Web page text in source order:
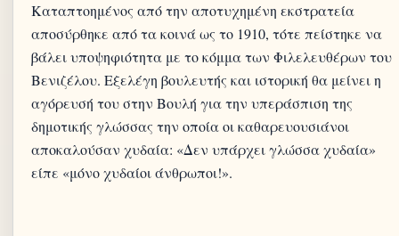
Καταπτοημένος από την αποτυχημένη εκστρατεία
αποσύρθηκε από τα κοινά ως το 1910, τότε πείστηκε να
βάλει υποψηφιότητα με το κόμμα των Φιλελευθέρων του
Βενιζέλου. Εξελέγη βουλευτής και ιστορική θα μείνει η
αγόρευσή του στην Βουλή για την υπεράσπιση της
δημοτικής γλώσσας την οποία οι καθαρευουσιάνοι
αποκαλούσαν χυδαία: «Δεν υπάρχει γλώσσα χυδαία»